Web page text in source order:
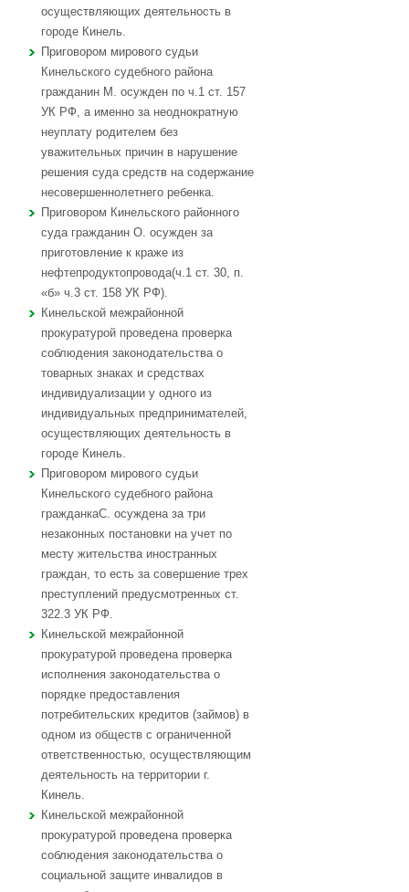
осуществляющих деятельность в
городе Кинель.
Приговором мирового судьи
Кинельского судебного района
гражданин М. осужден по ч.1 ст. 157
УК РФ, а именно за неоднократную
неуплату родителем без
уважительных причин в нарушение
решения суда средств на содержание
несовершеннолетнего ребенка.
Приговором Кинельского районного
суда гражданин О. осужден за
приготовление к краже из
нефтепродуктопровода(ч.1 ст. 30, п.
«б» ч.3 ст. 158 УК РФ).
Кинельской межрайонной
прокуратурой проведена проверка
соблюдения законодательства о
товарных знаках и средствах
индивидуализации у одного из
индивидуальных предпринимателей,
осуществляющих деятельность в
городе Кинель.
Приговором мирового судьи
Кинельского судебного района
гражданкаС. осуждена за три
незаконных постановки на учет по
месту жительства иностранных
граждан, то есть за совершение трех
преступлений предусмотренных ст.
322.3 УК РФ.
Кинельской межрайонной
прокуратурой проведена проверка
исполнения законодательства о
порядке предоставления
потребительских кредитов (займов) в
одном из обществ с ограниченной
ответственностью, осуществляющим
деятельность на территории г.
Кинель.
Кинельской межрайонной
прокуратурой проведена проверка
соблюдения законодательства о
социальной защите инвалидов в